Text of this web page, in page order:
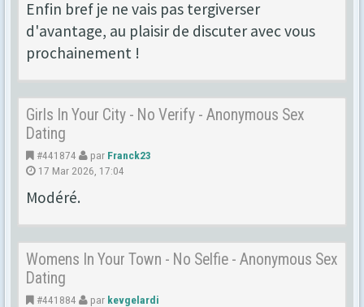
Enfin bref je ne vais pas tergiverser
d'avantage, au plaisir de discuter avec vous
prochainement !
Girls In Your City - No Verify - Anonymous Sex
Dating
#441874 par Franck23
17 Mar 2026, 17:04
Modéré.
Womens In Your Town - No Selfie - Anonymous Sex
Dating
#441884 par kevgelardi